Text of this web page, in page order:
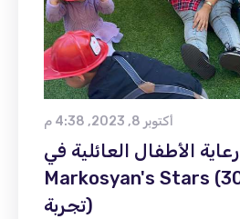
أكتوبر 8, 2023, 4:38 م
رعاية الأطفال العائلية في
Markosyan's Stars (أكثر من 30
تجربة)